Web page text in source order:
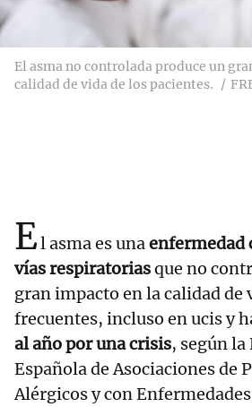
El asma no controlada produce un
calidad de vida de los pacientes.
El asma es unaenfermedad
vías respiratoriasque no
gran impacto en la calidad de
frecuentes, incluso en ucis y
al año por una crisis, según
Española de Asociaciones de
Alérgicos y con